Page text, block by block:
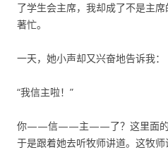
了学生会主席，我却成了不是主
著忙。
一天，她小声却又兴奋地告诉我：
“我信主啦！”
你——信——主——了？这里面的含
于是跟着她去听牧师讲道。这牧